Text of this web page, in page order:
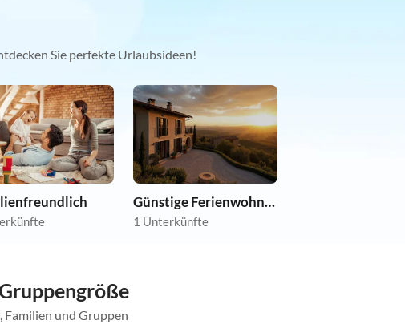
Sie perfekte Urlaubsideen!
Günstige Ferienwohnungen
1 Unterkünfte
Familien und Gruppen